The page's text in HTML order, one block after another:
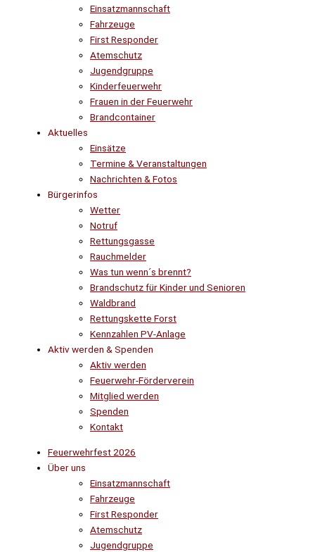
Einsatzmannschaft
Fahrzeuge
First Responder
Atemschutz
Jugendgruppe
Kinderfeuerwehr
Frauen in der Feuerwehr
Brandcontainer
Aktuelles
Einsätze
Termine & Veranstaltungen
Nachrichten & Fotos
Bürgerinfos
Wetter
Notruf
Rettungsgasse
Rauchmelder
Was tun wenn´s brennt?
Brandschutz für Kinder und Senioren
Waldbrand
Rettungskette Forst
Kennzahlen PV-Anlage
Aktiv werden & Spenden
Aktiv werden
Feuerwehr-Förderverein
Mitglied werden
Spenden
Kontakt
Feuerwehrfest 2026
Über uns
Einsatzmannschaft
Fahrzeuge
First Responder
Atemschutz
Jugendgruppe